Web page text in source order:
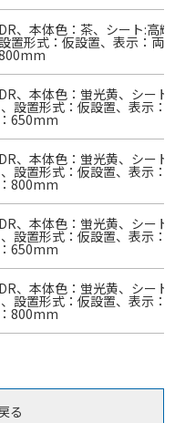
、本体色：茶、シート:高
置形式：仮設置、表示：両
、本体色：蛍光黄、シート
設置形式：仮設置、表示：
650mm
、本体色：蛍光黄、シート
設置形式：仮設置、表示：
800mm
、本体色：蛍光黄、シート
設置形式：仮設置、表示：
650mm
、本体色：蛍光黄、シート
設置形式：仮設置、表示：
800mm
る